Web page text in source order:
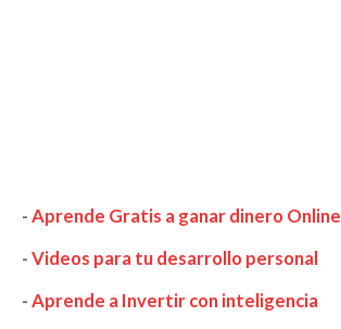
-Aprende Gratis a ganar dinero Online
-Videos para tu desarrollo personal
-Aprende a Invertir con inteligencia